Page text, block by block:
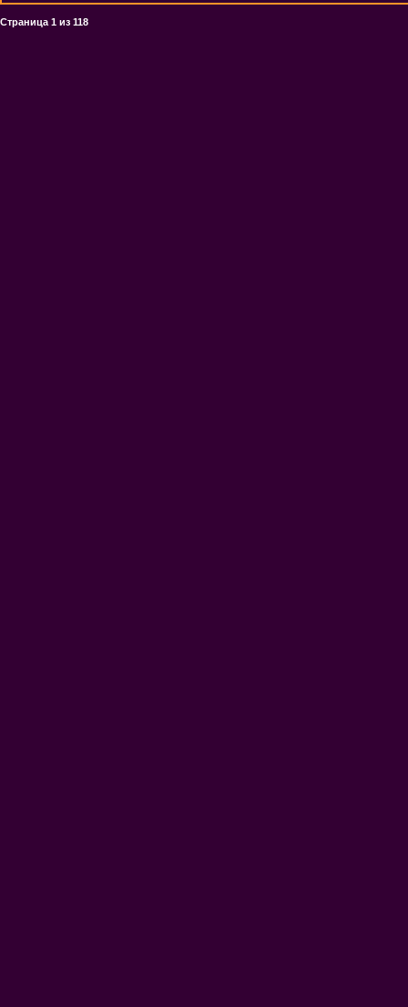
Страница 1 из 118